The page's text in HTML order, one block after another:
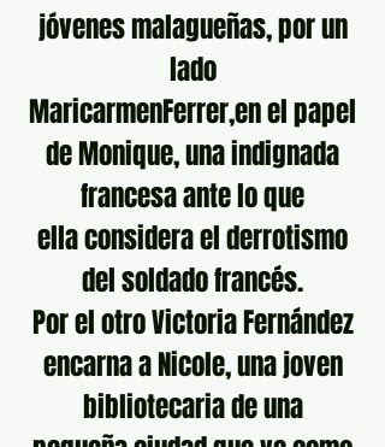
jóvenes malagueñas, por un
lado
MaricarmenFerrer,en el papel
de Monique, una indignada
francesa ante lo que
ella considera el derrotismo
del soldado francés.
Por el otro Victoria Fernández
encarna a Nicole, una joven
bibliotecaria de una